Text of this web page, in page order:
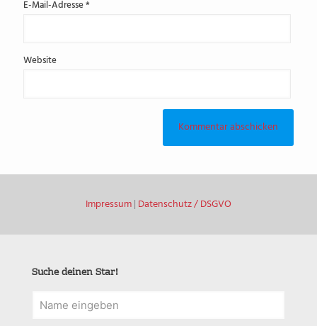
E-Mail-Adresse*
Website
Impressum| Datenschutz / DSGVO
Suche deinen Star!